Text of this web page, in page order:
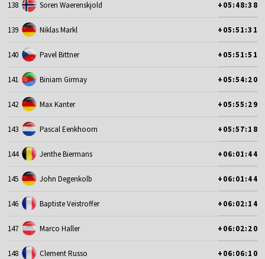
138 Soren Waerenskjold +05:48:38
139 Niklas Markl +05:51:31
140 Pavel Bittner +05:51:51
141 Biniam Girmay +05:54:20
142 Max Kanter +05:55:29
143 Pascal Eenkhoorn +05:57:18
144 Jenthe Biermans +06:01:44
145 John Degenkolb +06:01:44
146 Baptiste Veistroffer +06:02:14
147 Marco Haller +06:02:20
148 Clement Russo +06:06:10